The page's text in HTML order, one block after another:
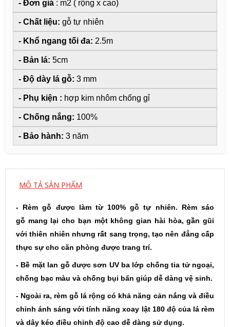
- Đơn giá : m2 ( rộng x cao)
- Chất liệu: gỗ tự nhiên
- Khổ ngang tối đa: 2.5m
- Bản lá: 5cm
- Độ dày lá gỗ: 3 mm
- Phụ kiện : hợp kim nhôm chống gỉ
- Chống nắng: 100%
- Bảo hành: 3 năm
MÔ TẢ SẢN PHẨM
- Rèm gỗ được làm từ 100% gỗ tự nhiên. Rèm sáo
gỗ mang lại cho bạn một không gian hài hòa, gần gũi
với thiên nhiên nhưng rất sang trọng, tạo nên đẳng cấp
thực sự cho căn phòng được trang trí.
- Bề mặt lan gỗ được sơn UV ba lớp chống tia tử ngoại,
chống bạc màu và chống bụi bẩn giúp dễ dàng vệ sinh.
- Ngoài ra, rèm gỗ lá rộng có khả năng cản nắng và điều
chỉnh ánh sáng với tính năng xoay lật 180 độ của lá rèm
và dây kéo điều chỉnh độ cao dễ dàng sử dụng.